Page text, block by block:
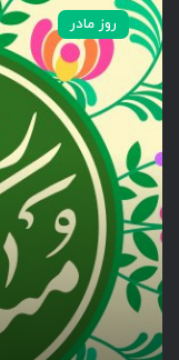
و
ز
م
ا
د
ر
م
ب
ا
ر
ک
روز مادر